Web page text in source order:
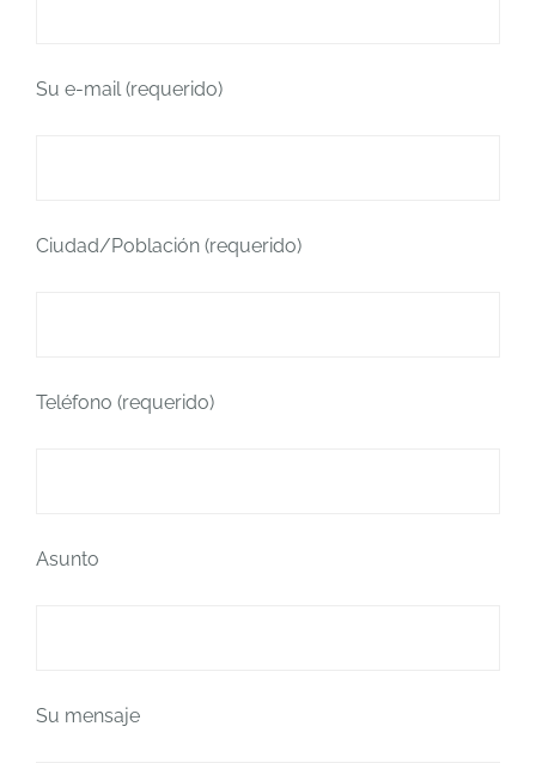
Su e-mail (requerido)
Ciudad/Población (requerido)
Teléfono (requerido)
Asunto
Su mensaje